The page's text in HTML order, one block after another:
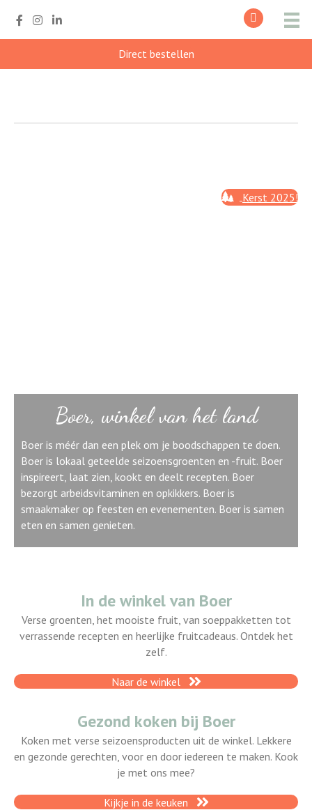
Direct bestellen
Kerst 2025!
Boer, winkel van het land
Boer is méér dan een plek om je boodschappen te doen.
Boer is lokaal geteelde seizoensgroenten en -fruit. Boer
inspireert, laat zien, kookt en deelt recepten. Boer
bezorgt arbeidsvitaminen en opkikkers. Boer is
smaakmaker op feesten en evenementen. Boer is samen
eten en samen genieten.
In de winkel van Boer
Verse groenten, het mooiste fruit, van soeppakketten tot
verrassende recepten en heerlijke fruitcadeaus. Ontdek het
zelf.
Naar de winkel
Gezond koken bij Boer
Koken met verse seizoensproducten uit de winkel. Lekkere
en gezonde gerechten, voor en door iedereen te maken. Kook
je met ons mee?
Kijkje in de keuken